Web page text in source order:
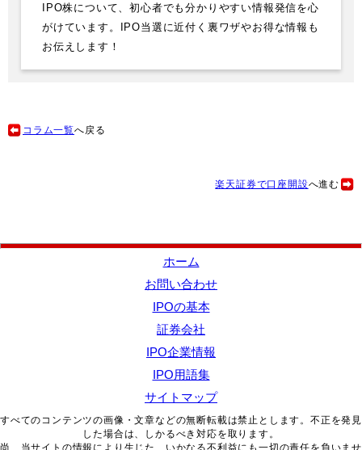
IPO株について、初心者でも分かりやすい情報発信を心
がけています。IPO当選に近付く裏ワザやお得な情報も
お伝えします！
コラム一覧へ戻る
楽天証券で口座開設へ進む
ホーム
お問い合わせ
IPOの基本
証券会社
IPO企業情報
IPO用語集
サイトマップ
すべてのコンテンツの画像・文章などの無断転載は禁止とします。不正を発見
した場合は、しかるべき対応を取ります。
尚、当サイトの情報により生じた、いかなる不利益にも一切の責任を負いませ